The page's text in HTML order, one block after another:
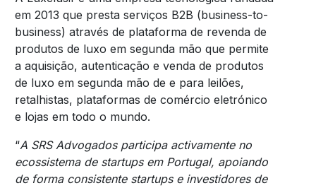
em 2013 que presta serviços B2B (business-to-
business) através de plataforma de revenda de
produtos de luxo em segunda mão que permite
a aquisição, autenticação e venda de produtos
de luxo em segunda mão de e para leilões,
retalhistas, plataformas de comércio eletrónico
e lojas em todo o mundo.
“A SRS Advogados participa activamente no
ecossistema de startups em Portugal, apoiando
de forma consistente startups e investidores de